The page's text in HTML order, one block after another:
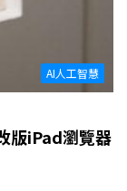
AI人工智慧
版iPad瀏覽器